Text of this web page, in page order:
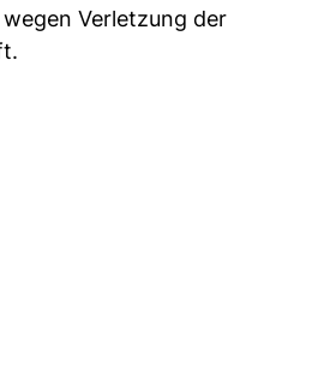
Verletzung der